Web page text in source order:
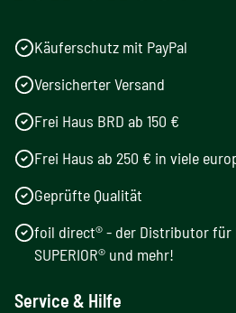
Käuferschutz mit PayPal
Versicherter Versand
Frei Haus BRD ab 150 €
Frei Haus ab 250 € in viele
Geprüfte Qualität
foil direct® - der Distributor für
SUPERIOR® und mehr!
Service & Hilfe